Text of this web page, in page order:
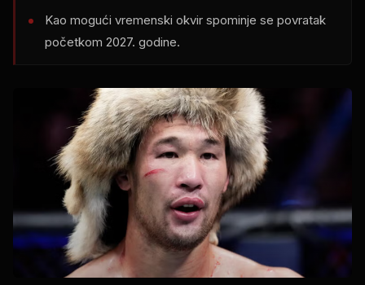
Kao mogući vremenski okvir spominje se povratak
početkom 2027. godine.